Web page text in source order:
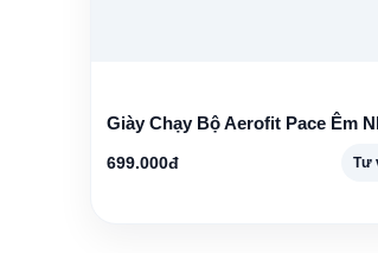
Giày Chạy Bộ Aerofit Pace Êm
699.000đ Tư